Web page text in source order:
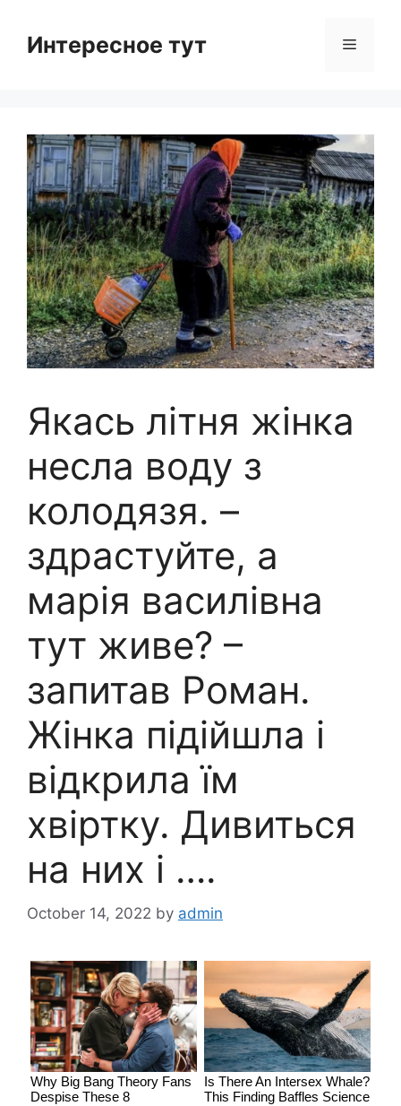
contentИнтересное тут Menu
Якась літня жінка
несла воду з
колодязя. –
здрастуйте, а
марія василівна
тут живе? –
запитав Pоман.
Жінка підійшла і
відкрила їм
хвіртку. Дивиться
на них і ….
October 14, 2022 by admin